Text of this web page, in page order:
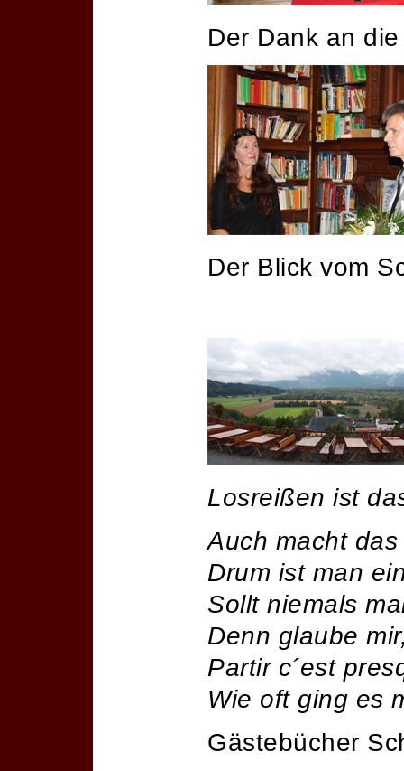
Der Dank an
Der Blick vom
Losreißen ist
Auch macht
Drum ist man
Sollt niemals
Denn glaube
Partir c´est
Wie oft ging es
Gästebücher